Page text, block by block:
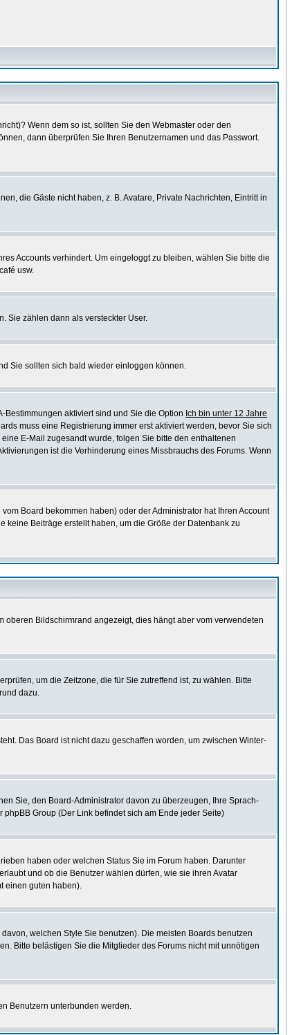
Wenn dem so ist, sollten Sie den Webmaster oder den
dann überprüfen Sie Ihren Benutzernamen und das Passwort.
die Gäste nicht haben, z. B. Avatare, Private Nachrichten, Eintritt in
Accounts verhindert. Um eingeloggt zu bleiben, wählen Sie bitte die
usw.
Sie zählen dann als versteckter User.
Sie sollten sich bald wieder einloggen können.
aktiviert sind und Sie die Option Ich bin unter 12 Jahre
muss eine Registrierung immer erst aktiviert werden, bevor Sie sich
E-Mail zugesandt wurde, folgen Sie bitte den enthaltenen
ist die Verhinderung eines Missbrauchs des Forums. Wenn
Board bekommen haben) oder der Administrator hat Ihren Account
keine Beiträge erstellt haben, um die Größe der Datenbank zu
Bildschirmrand angezeigt, dies hängt aber vom verwendeten
um die Zeitzone, die für Sie zutreffend ist, zu wählen. Bitte
dazu.
Das Board ist nicht dazu geschaffen worden, um zwischen Winter-
Sie, den Board-Administrator davon zu überzeugen, Ihre Sprach-
Group (Der Link befindet sich am Ende jeder Seite)
haben oder welchen Status Sie im Forum haben. Darunter
und ob die Benutzer wählen dürfen, wie sie ihren Avatar
einen guten haben).
welchen Style Sie benutzen). Die meisten Boards benutzen
Bitte belästigen Sie die Mitglieder des Forums nicht mit unnötigen
Benutzern unterbunden werden.